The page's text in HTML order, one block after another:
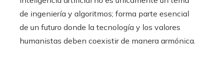
de ingeniería y algoritmos; forma parte esencial
de un futuro donde la tecnología y los valores
humanistas deben coexistir de manera armónica.